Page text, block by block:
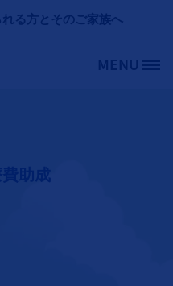
メインコンテンツに移動
る方とそのご家族へ
MENU
費助成